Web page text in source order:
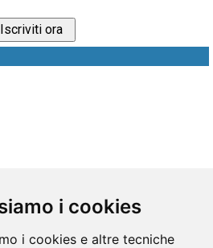
i cookies
i cookies e altre tecniche